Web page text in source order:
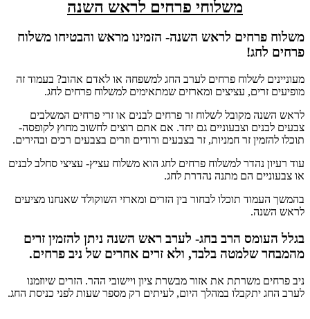
משלוחי פרחים לראש השנה
משלוח פרחים לראש השנה- הזמינו מראש והבטיחו משלוח
פרחים לחג!
מעוניינים לשלוח פרחים לערב החג למשפחה או לאדם אהוב? בעמוד זה
מופיעים זרים, עציצים ומארזים שמתאימים למשלוח פרחים לחג.
לראש השנה מקובל לשלוח זר פרחים לבנים או זרי פרחים המשלבים
צבעים לבנים וצבעוניים גם יחד. אם אתם רוצים לחשוב מחוץ לקופסה-
תוכלו להזמין זר חמניות, זר בצבעים ורודים וזרים בצבעים רכים ובהירים.
עוד רעיון נהדר למשלוח פרחים לחג הוא משלוח עציץ- עציצי סחלב לבנים
או צבעוניים הם מתנה נהדרת לחג.
בהמשך העמוד תוכלו לבחור בין הזרים ומארזי השוקולד שאנחנו מציעים
לראש השנה.
בגלל העומס הרב בחג- לערב ראש השנה ניתן להזמין זרים
מהמבחר שלמטה בלבד, ולא זרים אחרים של ניב פרחים.
ניב פרחים משרתת את אזור מבשרת ציון ויישובי ההר. הזרים שיוזמנו
לערב החג יתקבלו במהלך היום, לעיתים רק מספר שעות לפני כניסת החג.